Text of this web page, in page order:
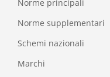
Norme principali
Norme supplementari
Schemi nazionali
Marchi